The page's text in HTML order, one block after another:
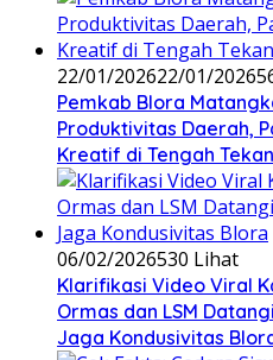
22/01/202622/01/2026
‎Pemkab Blora
Produktivitas Daerah,
Kreatif di Tengah
06/02/2026530 Lihat
‎Klarifikasi Video Viral
Ormas dan LSM
Jaga Kondusivitas